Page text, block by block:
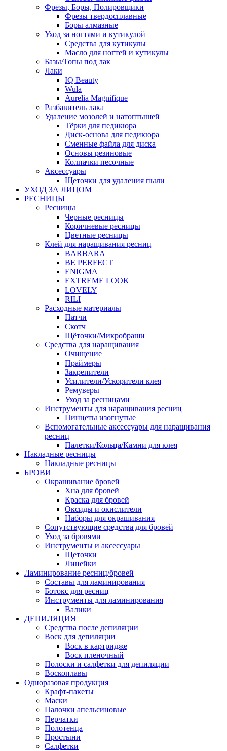
Фрезы, Боры, Полировщики
Фрезы твердосплавные
Боры алмазные
Уход за ногтями и кутикулой
Средства для кутикулы
Масло для ногтей и кутикулы
Базы/Топы под лак
Лаки
IQ Beauty
Wula
Aurelia Magnifique
Разбавитель лака
Удаление мозолей и натоптышей
Тёрки для педикюра
Диск-основа для педикюра
Сменные файла для диска
Основы резиновые
Колпачки песочные
Аксессуары
Щеточки для удаления пыли
УХОД ЗА ЛИЦОМ
РЕСНИЦЫ
Ресницы
Черные ресницы
Коричневые ресницы
Цветные ресницы
Клей для наращивания ресниц
BARBARA
BE PERFECT
ENIGMA
EXTREME LOOK
LOVELY
RILI
Расходные материалы
Патчи
Скотч
Щёточки/Микробраши
Средства для наращивания
Очищение
Праймеры
Закрепители
Усилители/Ускорители клея
Ремуверы
Уход за ресницами
Инструменты для наращивания ресниц
Пинцеты изогнутые
Вспомогательные аксессуары для наращивания
ресниц
Палетки/Кольца/Камни для клея
Накладные ресницы
Накладные ресницы
БРОВИ
Окрашивание бровей
Хна для бровей
Краска для бровей
Оксиды и окислители
Наборы для окрашивания
Сопутствующие средства для бровей
Уход за бровями
Инструменты и аксессуары
Щеточки
Линейки
Ламинирование ресниц/бровей
Составы для ламинирования
Ботокс для ресниц
Инструменты для ламинирования
Валики
ДЕПИЛЯЦИЯ
Средства после депиляции
Воск для депиляции
Воск в картридже
Воск пленочный
Полоски и салфетки для депиляции
Воскоплавы
Одноразовая продукция
Крафт-пакеты
Маски
Палочки апельсиновые
Перчатки
Полотенца
Простыни
Салфетки